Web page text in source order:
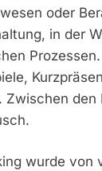
oder
in der
Zwischen
wurde von